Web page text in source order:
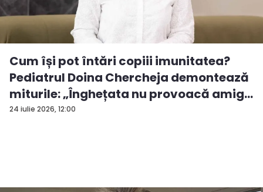
24 iulie 2026, 12:00
Cum își pot întări copiii imunitatea?
Pediatrul Doina Chercheja demontează
miturile: „Înghețata nu provoacă amig...